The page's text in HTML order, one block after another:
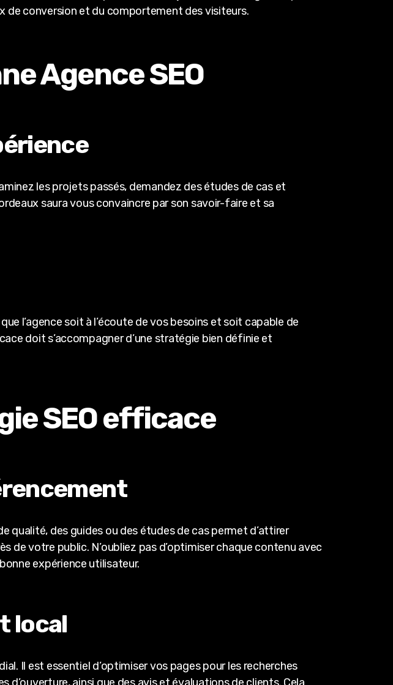
de conversion et du comportement des visiteurs.
Agence SEO
les projets passés, demandez des études de cas et
saura vous convaincre par son savoir-faire et sa
l’agence soit à l’écoute de vos besoins et soit capable de
doit s’accompagner d’une stratégie bien définie et
SEO efficace
qualité, des guides ou des études de cas permet d’attirer
votre public. N’oubliez pas d’optimiser chaque contenu avec
expérience utilisateur.
local
Il est essentiel d’optimiser vos pages pour les recherches